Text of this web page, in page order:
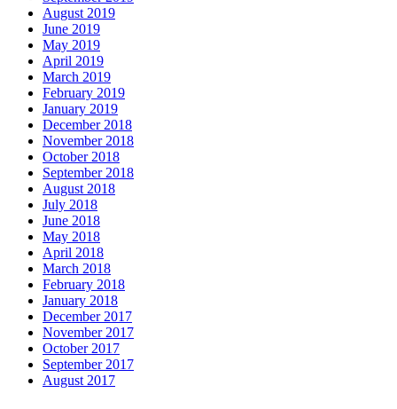
August 2019
June 2019
May 2019
April 2019
March 2019
February 2019
January 2019
December 2018
November 2018
October 2018
September 2018
August 2018
July 2018
June 2018
May 2018
April 2018
March 2018
February 2018
January 2018
December 2017
November 2017
October 2017
September 2017
August 2017